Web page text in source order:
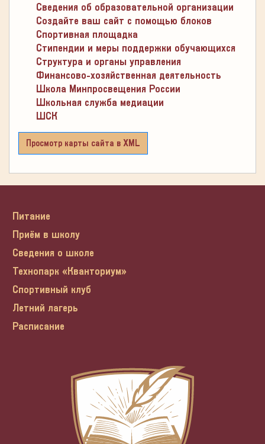
Сведения об образовательной организации
Создайте ваш сайт с помощью блоков
Спортивная площадка
Стипендии и меры поддержки обучающихся
Структура и органы управления
Финансово-хозяйственная деятельность
Школа Минпросвещения России
Школьная служба медиации
ШСК
Просмотр карты сайта в XML
Питание
Приём в школу
Сведения о школе
Технопарк «Кванториум»
Спортивный клуб
Летний лагерь
Расписание